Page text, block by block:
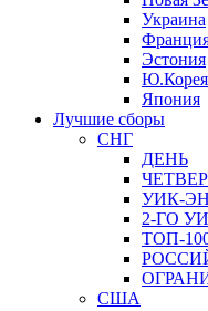
Украина
Эстония
Ю.Корея
Япония
Лучшие сборы
СНГ
ДЕНЬ
УИК-
2-ГО
ТОП-
США